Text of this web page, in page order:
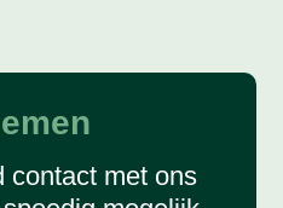
contact met ons